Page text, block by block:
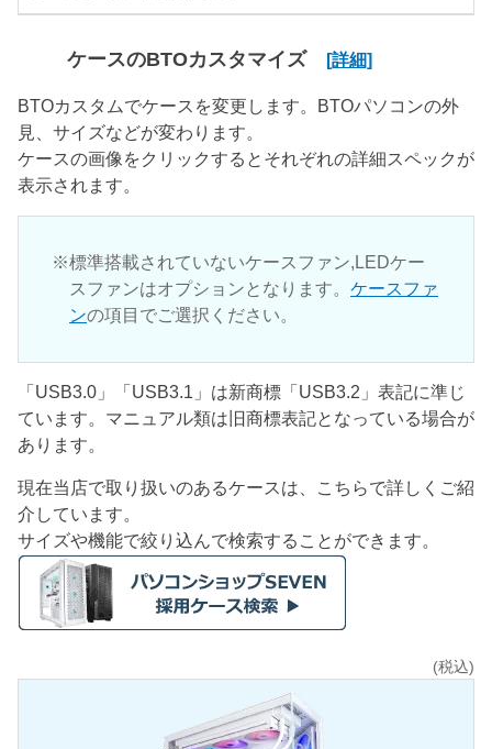
ケースのBTOカスタマイズ [詳細]
BTOカスタムでケースを変更します。BTOパソコンの外
見、サイズなどが変わります。
ケースの画像をクリックするとそれぞれの詳細スペックが
表示されます。
標準搭載されていないケースファン,LEDケー
スファンはオプションとなります。 ケースファ
ンの項目でご選択ください。
「USB3.0」「USB3.1」は新商標「USB3.2」表記に準じ
ています。マニュアル類は旧商標表記となっている場合が
あります。
現在当店で取り扱いのあるケースは、こちらで詳しくご紹
介しています。
サイズや機能で絞り込んで検索することができます。
(税込)